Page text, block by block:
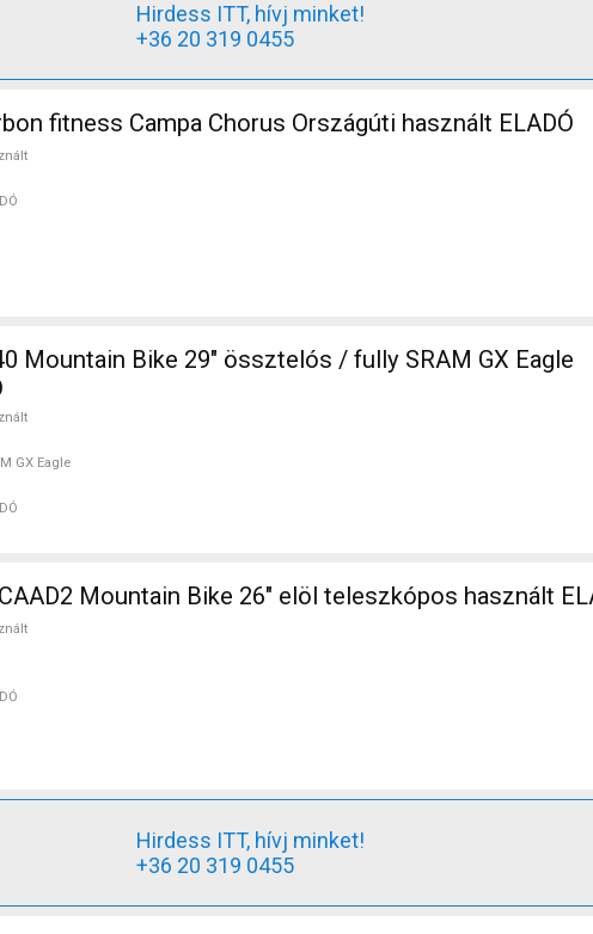
Hirdess ITT, hívj minket!
+36 20 319 0455
fitness Campa Chorus Országúti használt ELADÓ
Mountain Bike 29" össztelós / fully SRAM GX Eagle
GX Eagle
Mountain Bike 26" elöl teleszkópos használt
Hirdess ITT, hívj minket!
+36 20 319 0455